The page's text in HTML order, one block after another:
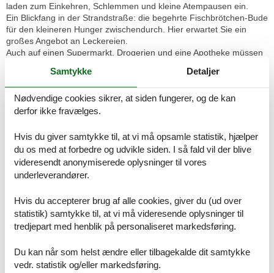
laden zum Einkehren, Schlemmen und kleine Atempausen ein.
Ein Blickfang in der Strandstraße: die begehrte Fischbrötchen-Bude
für den kleineren Hunger zwischendurch. Hier erwartet Sie ein
großes Angebot an Leckereien.
Auch auf einen Supermarkt, Drogerien und eine Apotheke müssen
Nicht zu vergessen die historische Dampflok "Molli". Eine kleine
Reise mit "Molli" ist immer wieder etwas Besonderes, die Sie so
schnell nicht vergessen werden. Überzeugen Sie sich selbst!
Das gemütliche 2-Zimmer-Apartment in der zweiten Etage verfügt
über 36 qm Wohnfläche und umfasst Wohn-, Küchen- und
Schlafbereich.
Der Wärme und Komfort ausstrahlende Wohnbereich ist mit einer
Urlaubstag zum Entspannen einlädt.
An den Wohnbereich grenzt die kleine, voll ausgestattete
auf nichts verzichten. Diese können Sie bequem am vorhandenen
Esstisch einnehmen.
Samtykke Detaljer
Nødvendige cookies sikrer, at siden fungerer, og de kan
derfor ikke fravælges.
Hvis du giver samtykke til, at vi må opsamle statistik, hjælper
du os med at forbedre og udvikle siden. I så fald vil der blive
videresendt anonymiserede oplysninger til vores
underleverandører.
Hvis du accepterer brug af alle cookies, giver du (ud over
statistik) samtykke til, at vi må videresende oplysninger til
tredjepart med henblik på personaliseret markedsføring.
Du kan når som helst ændre eller tilbagekalde dit samtykke
vedr. statistik og/eller markedsføring.